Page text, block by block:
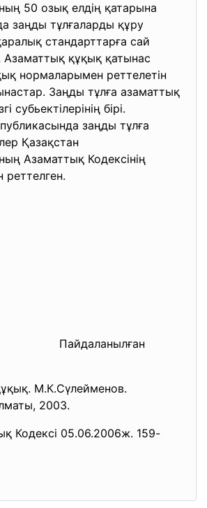
50 озық елдің қатарына
заңды тұлғаларды құру
стандарттарға сай
құқық қатынас
нормаларымен реттелетін
Заңды тұлға азаматтық
субьектілерінің бірі.
заңды тұлға
Қазақстан
Азаматтық Кодексінің
Пайдаланылған
М.К.Сүлейменов.
2003.
Кодексі 05.06.2006ж. 159-